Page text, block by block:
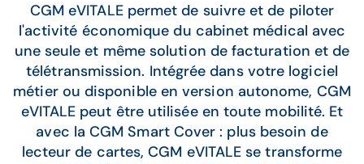
CGM eVITALE permet de suivre et de piloter
l'activité économique du cabinet médical avec
une seule et même solution de facturation et de
télétransmission. Intégrée dans votre logiciel
métier ou disponible en version autonome, CGM
eVITALE peut être utilisée en toute mobilité. Et
avec la CGM Smart Cover : plus besoin de
lecteur de cartes, CGM eVITALE se transforme